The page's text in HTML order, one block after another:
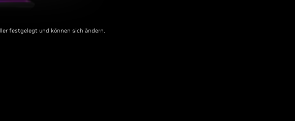
festgelegt und können sich ändern.